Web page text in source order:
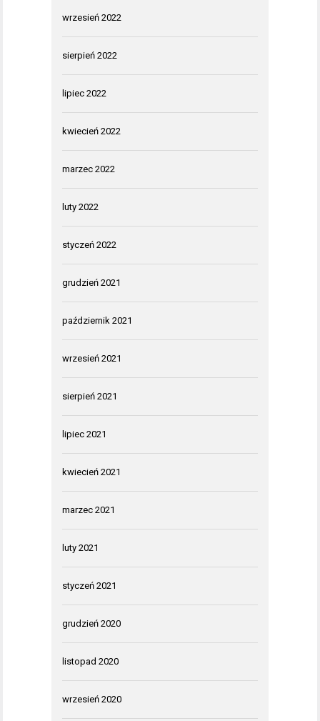
wrzesień 2022
sierpień 2022
lipiec 2022
kwiecień 2022
marzec 2022
luty 2022
styczeń 2022
grudzień 2021
październik 2021
wrzesień 2021
sierpień 2021
lipiec 2021
kwiecień 2021
marzec 2021
luty 2021
styczeń 2021
grudzień 2020
listopad 2020
wrzesień 2020